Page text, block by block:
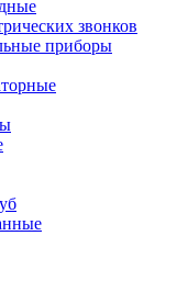
звонков
приборы